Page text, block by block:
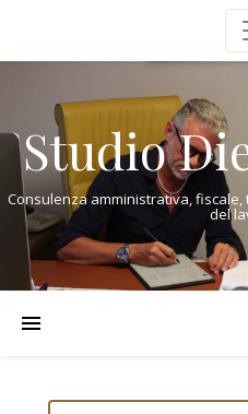
Studio
Consulenza amministrativa,
del